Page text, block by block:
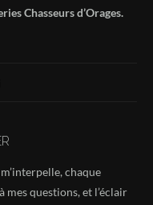
Chasseurs d’Orages.
chaque
questions, et l’éclair